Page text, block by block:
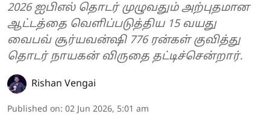
2026 ஐபிஎல் தொடர் முழுவதும் அற்புதமான
ஆட்டத்தை வெளிப்படுத்திய 15 வயது
வைபவ் சூர்யவன்ஷி 776 ரன்கள் குவித்து
தொடர் நாயகன் விருதை தட்டிச்சென்றார்.
Rishan Vengai
Published on: 02 Jun 2026, 5:01 am